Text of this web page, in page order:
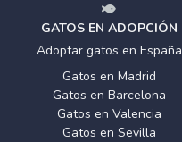
GATOS EN ADOPCIÓN
Adoptar gatos en España
Gatos en Madrid
Gatos en Barcelona
Gatos en Valencia
Gatos en Sevilla